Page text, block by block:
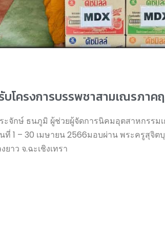
โครงการบรรพชาสามเณรภาค
จักษ์ ธนภูมิ ผู้ช่วยผู้จัดการนิคมอุตสาหกรรม
1 – 30 เมษายน 2566มอบผ่าน พระครูสุจิ
าว จ.ฉะเชิงเทรา